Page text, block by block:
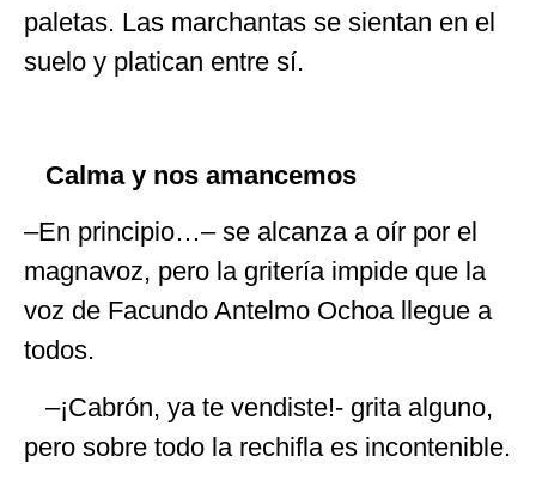
paletas. Las marchantas se sientan en el
suelo y platican entre sí.
Calma y nos amancemos
–En principio…– se alcanza a oír por el
magnavoz, pero la gritería impide que la
voz de Facundo Antelmo Ochoa llegue a
todos.
–¡Cabrón, ya te vendiste!- grita alguno,
pero sobre todo la rechifla es incontenible.